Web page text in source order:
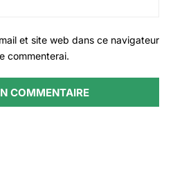
et site web dans ce navigateur
commenterai.